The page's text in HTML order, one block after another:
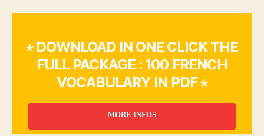
⋆ DOWNLOAD IN ONE CLICK THE
FULL PACKAGE : 100 FRENCH
VOCABULARY IN PDF ⋆
MORE INFOS